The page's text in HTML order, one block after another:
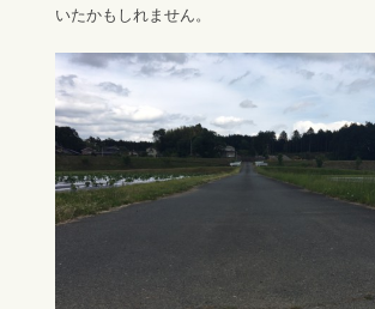
いたかもしれません。